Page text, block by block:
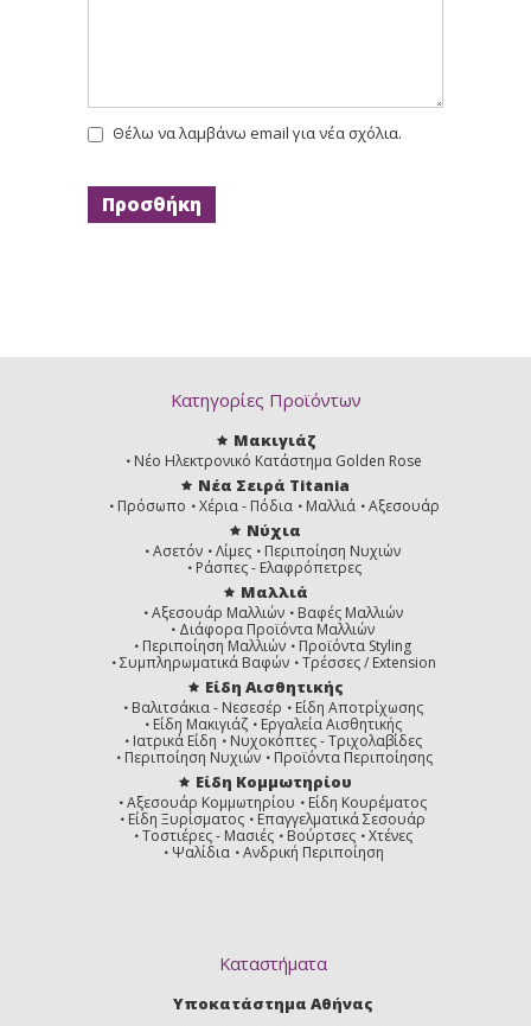
Θέλω να λαμβάνω email για νέα σχόλια.
Κατηγορίες Προϊόντων
Μακιγιάζ
Νέο Ηλεκτρονικό Κατάστημα Golden Rose
Νέα Σειρά Titania
Πρόσωπο Χέρια - Πόδια Μαλλιά Αξεσουάρ
Νύχια
Ασετόν Λίμες
Περιποίηση Νυχιών
Ράσπες - Ελαφρόπετρες
Μαλλιά
Αξεσουάρ Μαλλιών
Βαφές Μαλλιών
Διάφορα Προϊόντα Μαλλιών
Περιποίηση Μαλλιών
Προϊόντα Styling
Συμπληρωματικά Βαφών
Τρέσσες / Extension
Είδη Αισθητικής
Βαλιτσάκια - Νεσεσέρ
Είδη Αποτρίχωσης
Είδη Μακιγιάζ
Εργαλεία Αισθητικής
Ιατρικά Είδη
Νυχοκόπτες - Τριχολαβίδες
Περιποίηση Νυχιών
Προϊόντα Περιποίησης
Είδη Κομμωτηρίου
Αξεσουάρ Κομμωτηρίου
Είδη Κουρέματος
Είδη Ξυρίσματος
Επαγγελματικά Σεσουάρ
Τοστιέρες - Μασιές
Βούρτσες
Χτένες
Ψαλίδια
Ανδρική Περιποίηση
Καταστήματα
Υποκατάστημα Αθήνας